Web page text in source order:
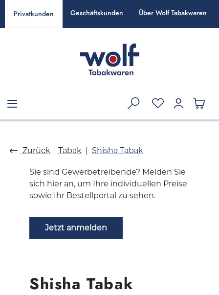
springen
Privatkunden Geschäftskunden Über Wolf Tabakwaren
Zurück Tabak Shisha Tabak
Shisha Tabak
Sie sind Gewerbetreibende? Melden Sie
sich hier an, um Ihre individuellen Preise
sowie Ihr Bestellportal zu sehen.
Jetzt anmelden